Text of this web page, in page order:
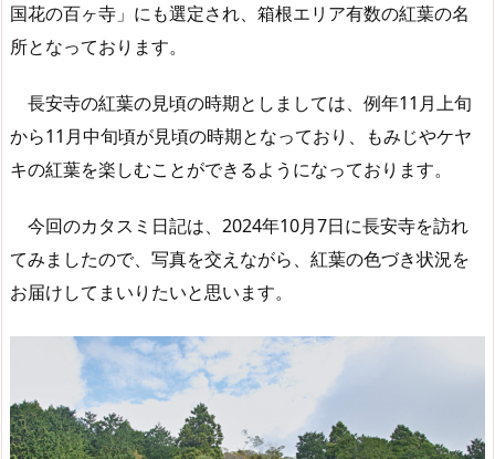
国花の百ヶ寺」にも選定され、箱根エリア有数の紅葉の名
所となっております。
長安寺の紅葉の見頃の時期としましては、例年11月上旬
から11月中旬頃が見頃の時期となっており、もみじやケヤ
キの紅葉を楽しむことができるようになっております。
今回のカタスミ日記は、2024年10月7日に長安寺を訪れ
てみましたので、写真を交えながら、紅葉の色づき状況を
お届けしてまいりたいと思います。